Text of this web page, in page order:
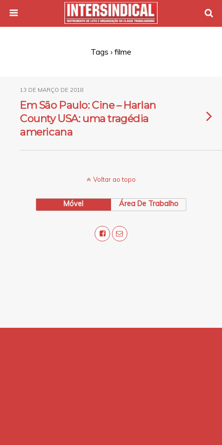
Tags › filme
13 DE MARÇO DE 2018
Em São Paulo: Cine – Harlan
County USA: uma tragédia
americana
Voltar ao topo
Móvel Área De Trabalho